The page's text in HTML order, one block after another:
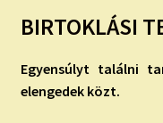
BIRTOKLÁSI
Egyensúlyt találni
elengedek közt.